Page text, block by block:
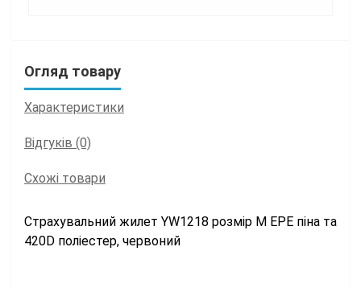
Огляд товару
Характеристики
Відгуків (0)
Схожі товари
Страхувальний жилет YW1218 розмір M EPE піна та
420D поліестер, червоний